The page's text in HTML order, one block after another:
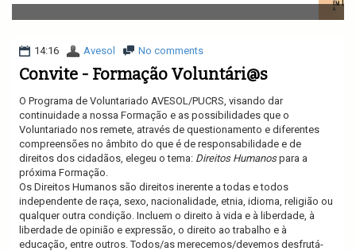
v
i
a
i
n
14:16 Avesol No comments
Convite - Formação Voluntári@s
O Programa de Voluntariado AVESOL/PUCRS, visando dar
continuidade a nossa Formação e as possibilidades que o
Voluntariado nos remete, através de questionamento e diferentes
compreensões no âmbito do que é de responsabilidade e de
direitos dos cidadãos, elegeu o tema: Direitos Humanospara a
próxima Formação.
Os Direitos Humanos são direitos inerente a todas e todos
independente de raça, sexo, nacionalidade, etnia, idioma, religião ou
qualquer outra condição. Incluem o direito à vida e à liberdade, à
liberdade de opinião e expressão, o direito ao trabalho e à
educação, entre outros. Todos/as merecemos/devemos desfrutá-